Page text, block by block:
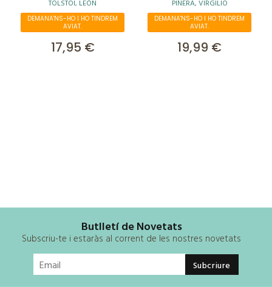
TOLSTOI, LEÓN
DEMANA'NS-HO I HO TINDREM
AVIAT.
17,95 €
PIÑERA, VIRGILIO
DEMANA'NS-HO I HO TINDREM
AVIAT.
19,99 €
Butlletí de Novetats
Subscriu-te i estaràs al corrent de les nostres novetats